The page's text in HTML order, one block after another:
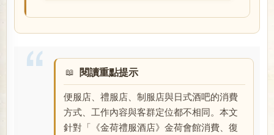
閱讀重點提示
便服店、禮服店、制服店與日式酒吧的消費
方式、工作內容與客群定位都不相同。本文
針對「《金荷禮服酒店》金荷會館消費、復